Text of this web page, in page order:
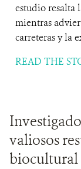
estudio resalta
mientras
carreteras y la
READ THE
valiosos
biocultural